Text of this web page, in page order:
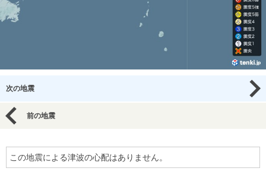
次の地震
前の地震
この地震による津波の心配はありません。